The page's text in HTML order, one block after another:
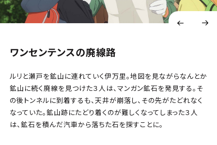
ワンセンテンスの廃線路
ルリと瀬戸を鉱山に連れていく伊万里。地図を見ながらなんとか
鉱山に続く廃線を見つけた３人は、マンガン鉱石を発見する。そ
の後トンネルに到着するも、天井が崩落し、その先がたどれなく
なっていた。鉱山跡にたどり着くのが難しくなってしまった３人
は、鉱石を積んだ汽車から落ちた石を探すことに。